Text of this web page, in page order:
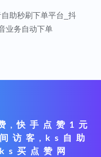
助秒刷下单平台_抖
业务自动下单
,快手点赞1元
访客,ks自助
买点赞网